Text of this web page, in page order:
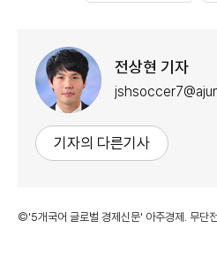
전상현 기자
기자의 다른기사
©'5개국어 글로벌 경제신문' 아주경제. 무단